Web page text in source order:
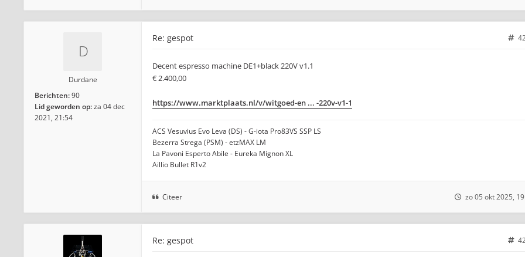
Durdane
Berichten:90
Lid geworden op:za 04 dec
2021, 21:54
Re: gespot
Decent espresso machine DE1+black 220V v1.1
€ 2.400,00
https://www.marktplaats.nl/v/witgoed-en ... -220v-v1-1
ACS Vesuvius Evo Leva (DS) - G-iota Pro83VS SSP LS
Bezerra Strega (PSM) - etzMAX LM
La Pavoni Esperto Abile - Eureka Mignon XL
Aillio Bullet R1v2
Citeer zo 05 okt 2025,
Re: gespot